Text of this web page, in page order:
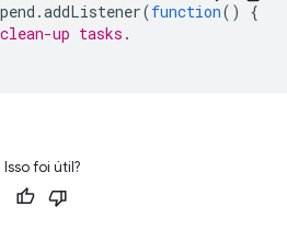
.addListener(function()
{
up tasks.
Isso foi útil?